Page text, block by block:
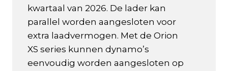
kwartaal van 2026. De lader kan
parallel worden aangesloten voor
extra laadvermogen. Met de Orion
XS series kunnen dynamo’s
eenvoudig worden aangesloten op